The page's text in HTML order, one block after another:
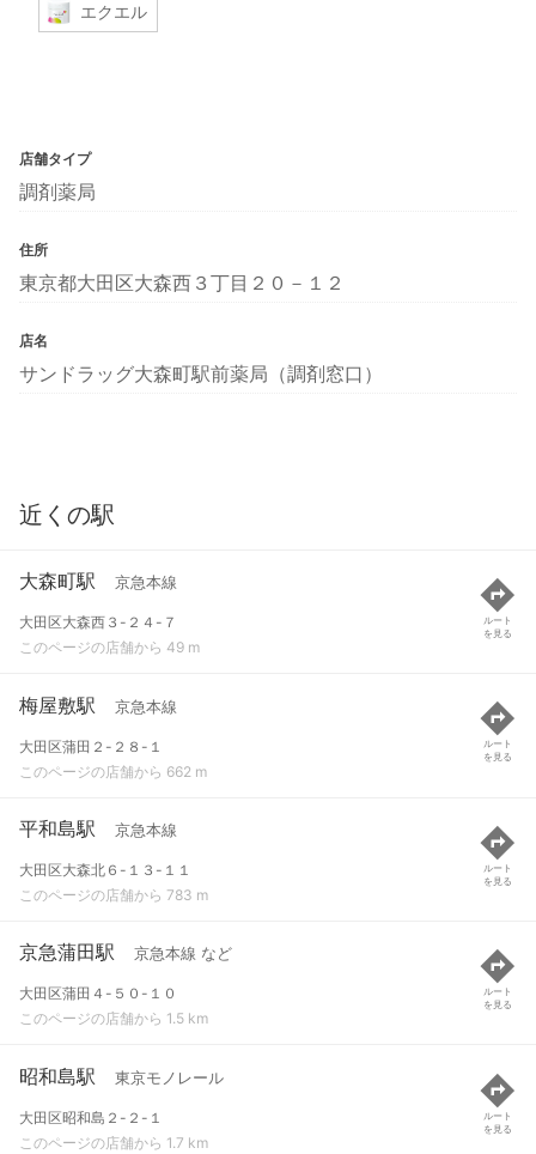
エクエル
店舗タイプ
調剤薬局
住所
東京都大田区大森西３丁目２０－１２
店名
サンドラッグ大森町駅前薬局（調剤窓口）
近くの駅
大森町駅 京急本線
大田区大森西３-２４-７
このページの店舗から 49 m
ルート
を見る
梅屋敷駅 京急本線
大田区蒲田２-２８-１
このページの店舗から 662 m
ルート
を見る
平和島駅 京急本線
大田区大森北６-１３-１１
このページの店舗から 783 m
ルート
を見る
京急蒲田駅 京急本線 など
大田区蒲田４-５０-１０
このページの店舗から 1.5 km
ルート
を見る
昭和島駅 東京モノレール
大田区昭和島２-２-１
このページの店舗から 1.7 km
ルート
を見る